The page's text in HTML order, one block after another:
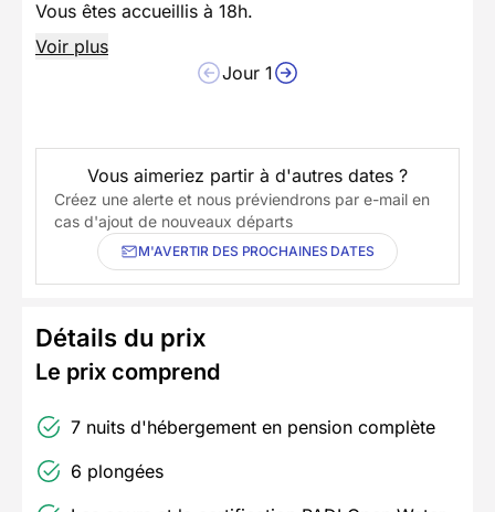
Vous êtes accueillis à 18h.
Voir plus
Jour 1
Vous aimeriez partir à d'autres dates ?
Créez une alerte et nous préviendrons par e-mail en
cas d'ajout de nouveaux départs
M'AVERTIR DES PROCHAINES DATES
Détails du prix
Le prix comprend
7 nuits d'hébergement en pension complète
6 plongées